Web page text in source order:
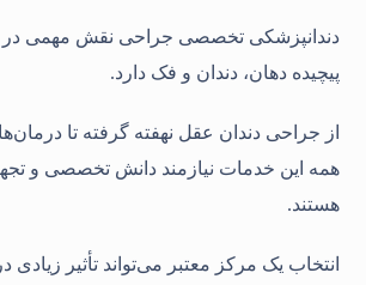
دندانپزشکی تخصصی جراحی نقش مهمی در
پیچیده دهان، دندان و فک دارد.
از جراحی دندان عقل نهفته گرفته تا
همه این خدمات نیازمند دانش تخصصی و
هستند.
انتخاب یک مرکز معتبر می‌تواند تأثیر زیادی